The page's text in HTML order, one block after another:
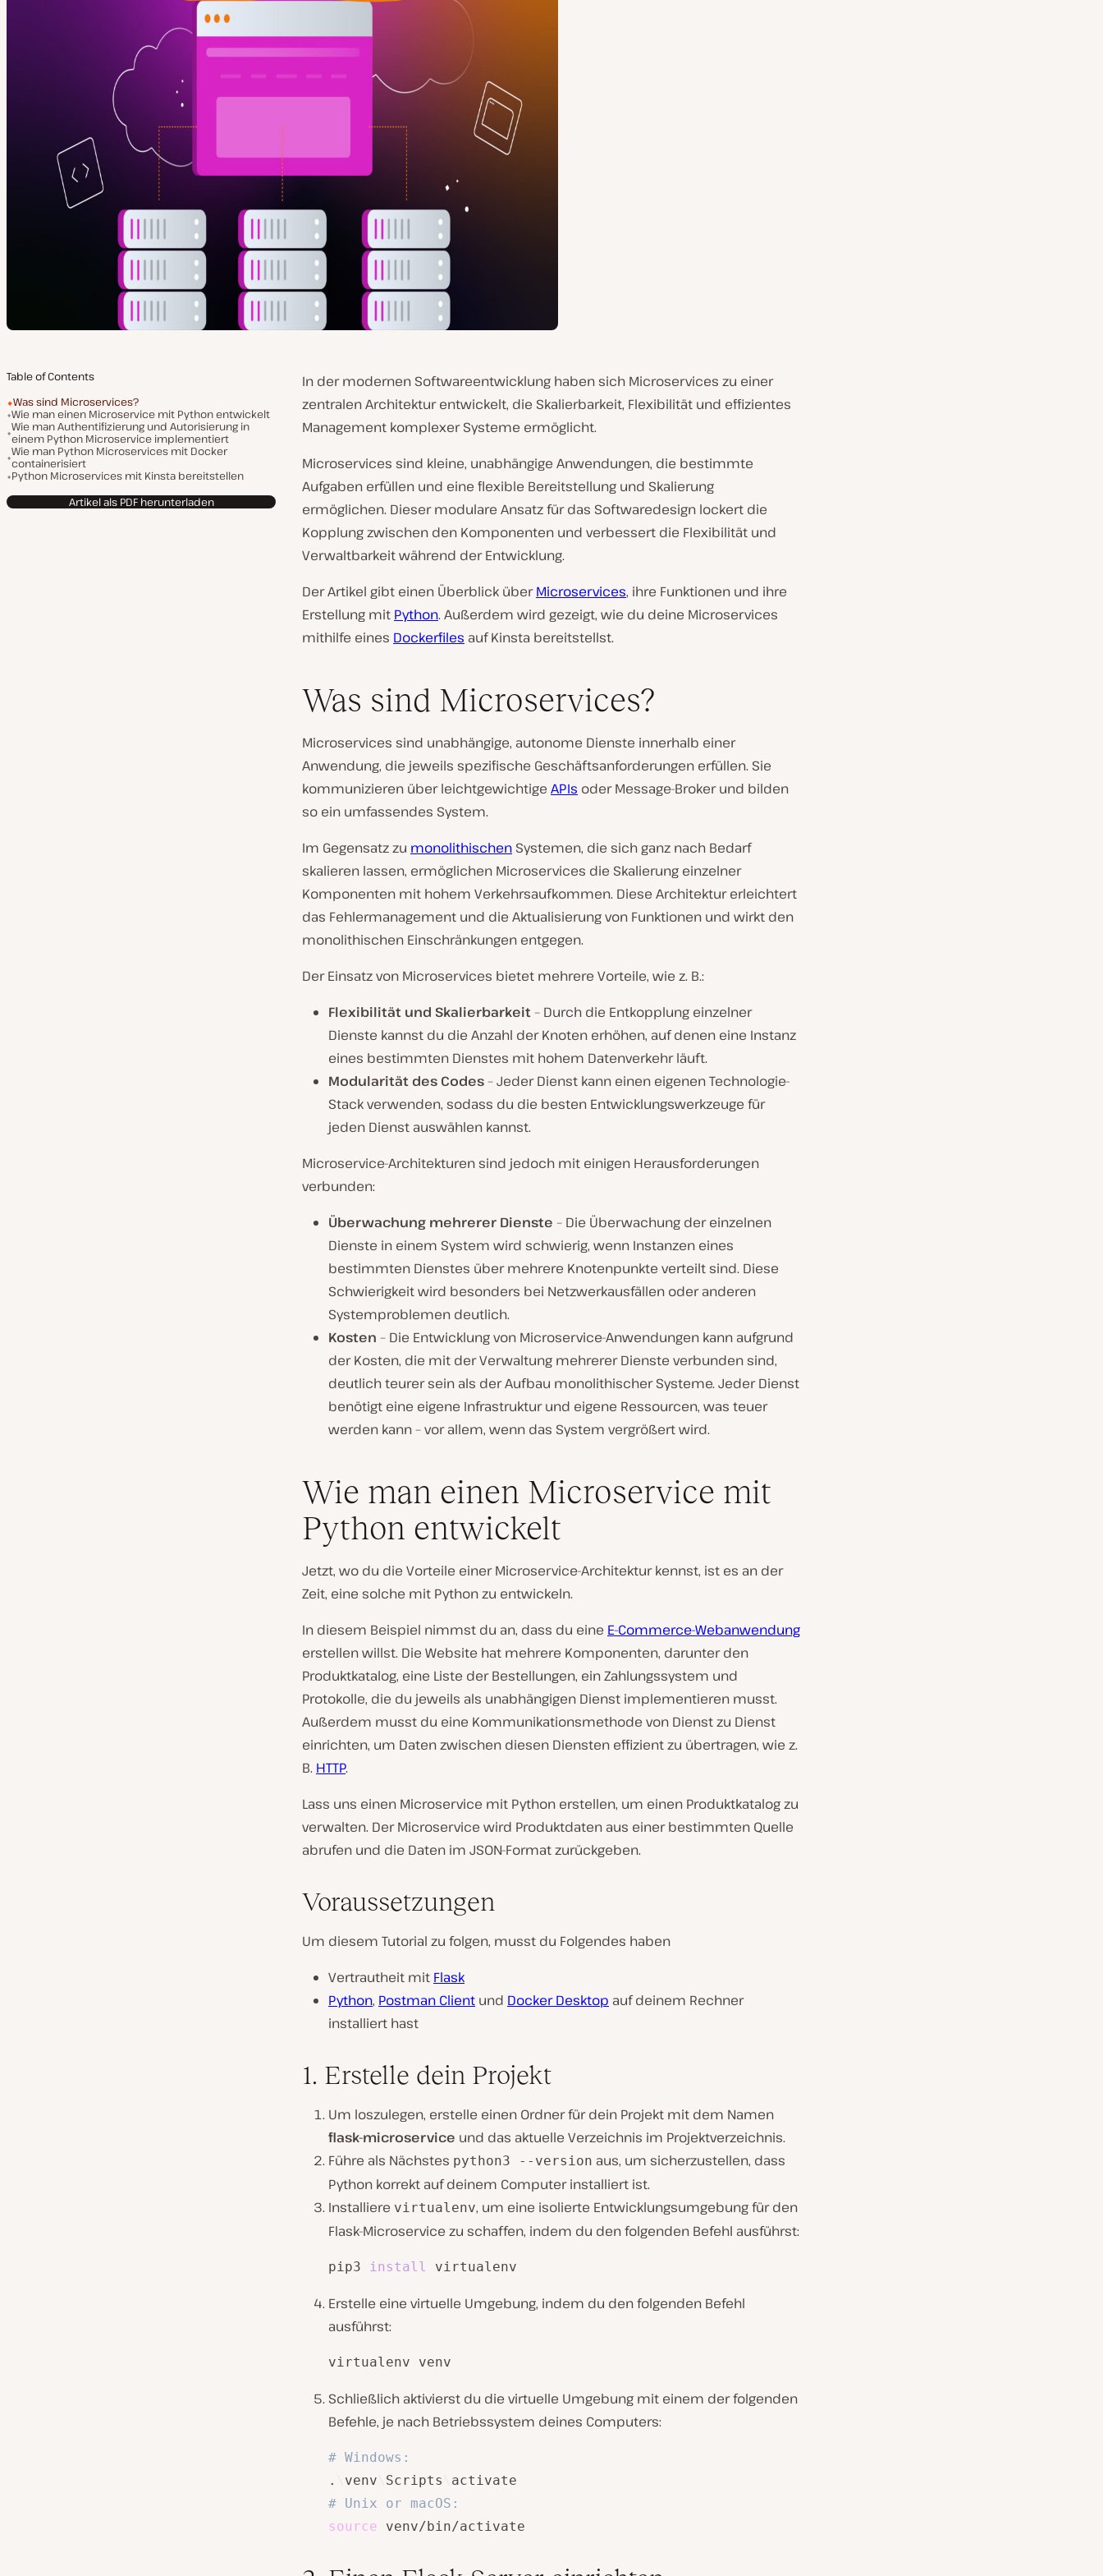
Table of Contents
Was sind Microservices?
Wie man einen Microservice mit Python entwickelt
Wie man Authentifizierung und Autorisierung in
einem Python Microservice implementiert
Wie man Python Microservices mit Docker
containerisiert
Python Microservices mit Kinsta bereitstellen
Artikel als PDF herunterladen
In der modernen Softwareentwicklung haben sich Microservices zu einer
zentralen Architektur entwickelt, die Skalierbarkeit, Flexibilität und effizientes
Management komplexer Systeme ermöglicht.
Microservices sind kleine, unabhängige Anwendungen, die bestimmte
Aufgaben erfüllen und eine flexible Bereitstellung und Skalierung
ermöglichen. Dieser modulare Ansatz für das Softwaredesign lockert die
Kopplung zwischen den Komponenten und verbessert die Flexibilität und
Verwaltbarkeit während der Entwicklung.
Der Artikel gibt einen Überblick überMicroservices, ihre Funktionen und ihre
Erstellung mit Python. Außerdem wird gezeigt, wie du deine Microservices
mithilfe eines Dockerfiles auf Kinsta bereitstellst.
Was sind Microservices?
Microservices sind unabhängige, autonome Dienste innerhalb einer
Anwendung, die jeweils spezifische Geschäftsanforderungen erfüllen. Sie
kommunizieren über leichtgewichtige APIs oder Message-Broker und bilden
so ein umfassendes System.
Im Gegensatz zu monolithischen Systemen, die sich ganz nach Bedarf
skalieren lassen, ermöglichen Microservices die Skalierung einzelner
Komponenten mit hohem Verkehrsaufkommen. Diese Architektur erleichtert
das Fehlermanagement und die Aktualisierung von Funktionen und wirkt den
monolithischen Einschränkungen entgegen.
Der Einsatz von Microservices bietet mehrere Vorteile, wie z. B.:
Flexibilität und Skalierbarkeit– Durch die Entkopplung einzelner
Dienste kannst du die Anzahl der Knoten erhöhen, auf denen eine Instanz
eines bestimmten Dienstes mit hohem Datenverkehr läuft.
Modularität des Codes– Jeder Dienst kann einen eigenen Technologie-
Stack verwenden, sodass du die besten Entwicklungswerkzeuge für
jeden Dienst auswählen kannst.
Microservice-Architekturen sind jedoch mit einigen Herausforderungen
verbunden:
Überwachung mehrerer Dienste – Die Überwachung der einzelnen
Dienste in einem System wird schwierig, wenn Instanzen eines
bestimmten Dienstes über mehrere Knotenpunkte verteilt sind. Diese
Schwierigkeit wird besonders bei Netzwerkausfällen oder anderen
Systemproblemen deutlich.
Kosten – Die Entwicklung von Microservice-Anwendungen kann aufgrund
der Kosten, die mit der Verwaltung mehrerer Dienste verbunden sind,
deutlich teurer sein als der Aufbau monolithischer Systeme. Jeder Dienst
benötigt eine eigene Infrastruktur und eigene Ressourcen, was teuer
werden kann – vor allem, wenn das System vergrößert wird.
Wie man einen Microservice mit
Python entwickelt
Jetzt, wo du die Vorteile einer Microservice-Architektur kennst, ist es an der
Zeit, eine solche mit Python zu entwickeln.
In diesem Beispiel nimmst du an, dass du eine E-Commerce-Webanwendung
erstellen willst. Die Website hat mehrere Komponenten, darunter den
Produktkatalog, eine Liste der Bestellungen, ein Zahlungssystem und
Protokolle, die du jeweils als unabhängigen Dienst implementieren musst.
Außerdem musst du eine Kommunikationsmethode von Dienst zu Dienst
einrichten, um Daten zwischen diesen Diensten effizient zu übertragen, wie z.
B. HTTP.
Lass uns einen Microservice mit Python erstellen, um einen Produktkatalog zu
verwalten. Der Microservice wird Produktdaten aus einer bestimmten Quelle
abrufen und die Daten im JSON-Format zurückgeben.
Voraussetzungen
Um diesem Tutorial zu folgen, musst du Folgendes haben
Vertrautheit mit Flask
Python, Postman Client und Docker Desktop auf deinem Rechner
installiert hast
1. Erstelle dein Projekt
Um loszulegen, erstelle einen Ordner für dein Projekt mit dem Namen
flask-microservice und das aktuelle Verzeichnis im Projektverzeichnis.
Führe als Nächstes python3 --version aus, um sicherzustellen, dass
Python korrekt auf deinem Computer installiert ist.
Installiere virtualenv, um eine isolierte Entwicklungsumgebung für den
Flask-Microservice zu schaffen, indem du den folgenden Befehl ausführst:
pip3 install virtualenv
Erstelle eine virtuelle Umgebung, indem du den folgenden Befehl
ausführst:
virtualenv venv
Schließlich aktivierst du die virtuelle Umgebung mit einem der folgenden
Befehle, je nach Betriebssystem deines Computers:
# Windows:
.
venv Scripts
# Unix or macOS:
source venv/bin/activate